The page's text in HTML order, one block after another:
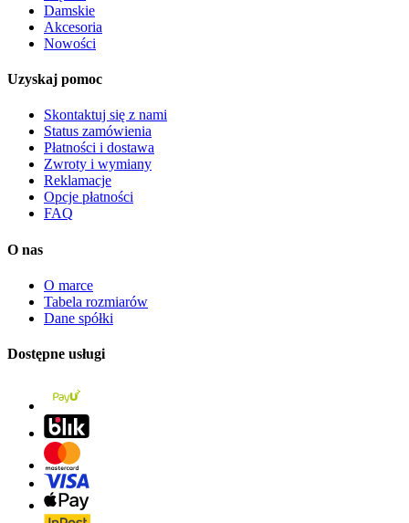
Damskie
Akcesoria
Nowości
Uzyskaj pomoc
Skontaktuj się z nami
Status zamówienia
Płatności i dostawa
Zwroty i wymiany
Reklamacje
Opcje płatności
FAQ
O nas
O marce
Tabela rozmiarów
Dane spółki
Dostępne usługi